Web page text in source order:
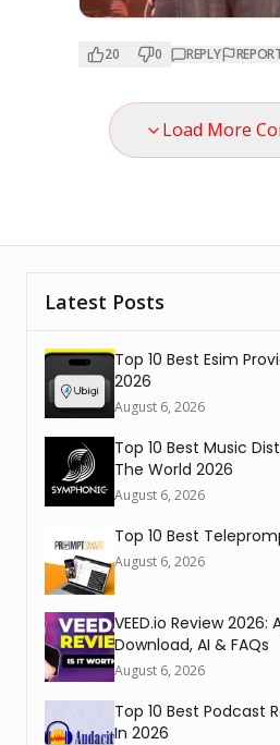
20 0 REPLY
Load More
Latest Posts
Top 10 Best Esim
2026
August 6, 2026
Top 10 Best Music
The World 2026
August 6, 2026
Top 10 Best
August 6, 2026
VEED.io Review
Download, AI & FAQs
August 6, 2026
Top 10 Best Podcast
In 2026